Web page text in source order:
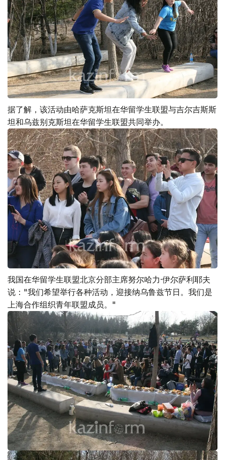
据了解，该活动由哈萨克斯坦在华留学生联盟与吉尔吉斯斯
坦和乌兹别克斯坦在华留学生联盟共同举办。
我国在华留学生联盟北京分部主席努尔哈力·伊尔萨利耶夫
说："我们希望举行各种活动，迎接纳乌鲁兹节日。我们是
上海合作组织青年联盟成员。"